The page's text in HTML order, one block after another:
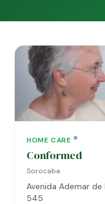
HOME CARE
Conformed
Sorocaba
Avenida Ademar de
545